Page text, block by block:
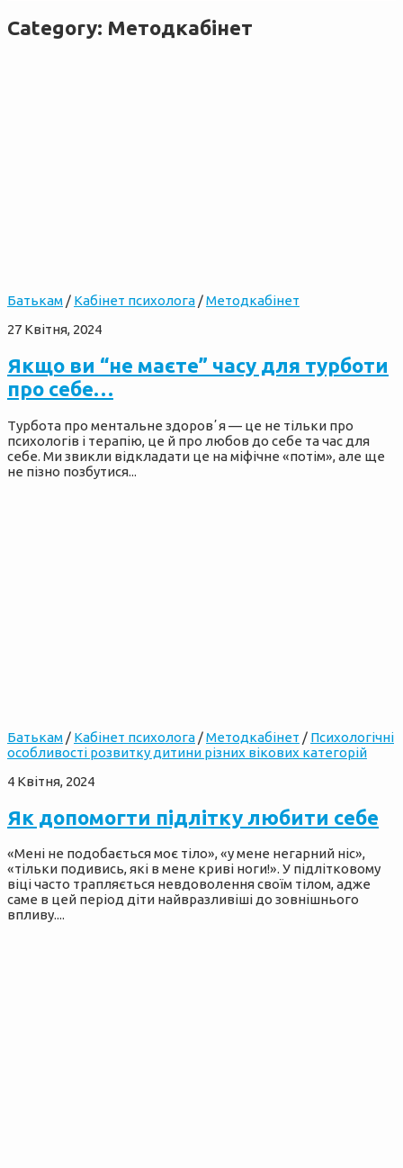
Category: Методкабінет
Батькам / Кабінет психолога /Методкабінет
27 Квітня, 2024
Якщо ви “не маєте” часу для турботи
про себе…
Турбота про ментальне здоровʼя — це не тільки про
психологів і терапію, це й про любов до себе та час для
себе. Ми звикли відкладати це на міфічне «потім», але ще
не пізно позбутися...
Батькам / Кабінет психолога /Методкабінет / Психологічні
особливості розвитку дитини різних вікових категорій
4 Квітня, 2024
Як допомогти підлітку любити себе
«Мені не подобається моє тіло», «у мене негарний ніс»,
«тільки подивись, які в мене криві ноги!». У підлітковому
віці часто трапляється невдоволення своїм тілом, адже
саме в цей період діти найвразливіші до зовнішнього
впливу....